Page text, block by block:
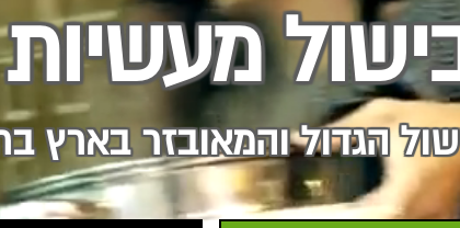
מעשיות
הגדול והמאובזר בארץ